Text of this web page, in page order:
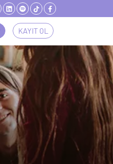
KAYIT OL